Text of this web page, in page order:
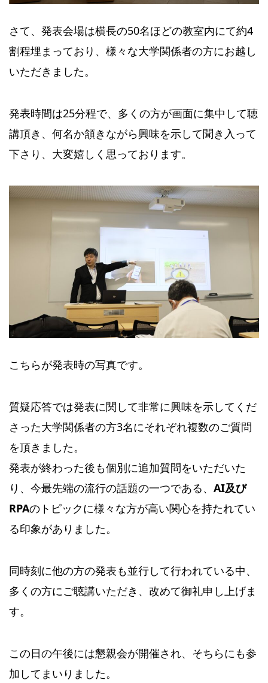
さて、発表会場は横長の50名ほどの教室内にて約4
割程埋まっており、様々な大学関係者の方にお越し
いただきました。
発表時間は25分程で、多くの方が画面に集中して聴
講頂き、何名か頷きながら興味を示して聞き入って
下さり、大変嬉しく思っております。
こちらが発表時の写真です。
質疑応答では発表に関して非常に興味を示してくだ
さった大学関係者の方3名にそれぞれ複数のご質問
を頂きました。
発表が終わった後も個別に追加質問をいただいた
り、今最先端の流行の話題の一つである、 AI及び
RPAのトピックに様々な方が高い関心を持たれてい
る印象がありました。
同時刻に他の方の発表も並行して行われている中、
多くの方にご聴講いただき、改めて御礼申し上げま
す。
この日の午後には懇親会が開催され、そちらにも参
加してまいりました。